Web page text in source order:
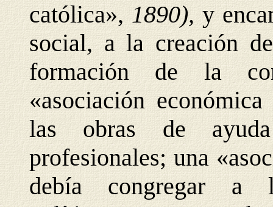
católica», 1890),y
social, a la creación
formación de la
«asociación
las obras de
profesionales; una
debía congregar a